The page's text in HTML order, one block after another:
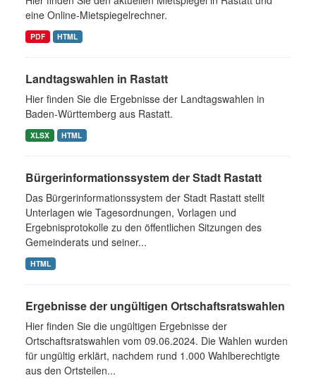
eine Online-Mietspiegelrechner.
PDF HTML
Landtagswahlen in Rastatt
Hier finden Sie die Ergebnisse der Landtagswahlen in
Baden-Württemberg aus Rastatt.
XLSX HTML
Bürgerinformationssystem der Stadt Rastatt
Das Bürgerinformationssystem der Stadt Rastatt stellt
Unterlagen wie Tagesordnungen, Vorlagen und
Ergebnisprotokolle zu den öffentlichen Sitzungen des
Gemeinderats und seiner...
HTML
Ergebnisse der ungültigen Ortschaftsratswahlen
Hier finden Sie die ungültigen Ergebnisse der
Ortschaftsratswahlen vom 09.06.2024. Die Wahlen wurden
für ungültig erklärt, nachdem rund 1.000 Wahlberechtigte
aus den Ortsteilen...